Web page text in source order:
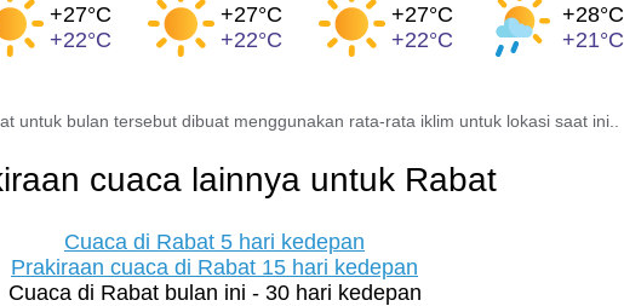
+27°C
+22°C
+27°C
+22°C
+27°C
+22°C
+28°C
+21°C
untuk bulan tersebut dibuat menggunakan rata-rata iklim untuk lokasi saat ini..
cuaca lainnya untuk Rabat
Cuaca di Rabat 5 hari kedepan
Prakiraan cuaca di Rabat 15 hari kedepan
Cuaca di Rabat bulan ini - 30 hari kedepan